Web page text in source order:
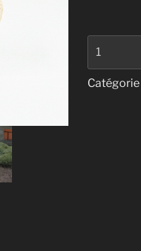
de
Arroseur
Catégorie